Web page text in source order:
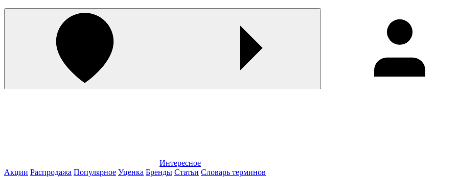
Интересное
Акции Распродажа Популярное Уценка Бренды Статьи Словарь терминов